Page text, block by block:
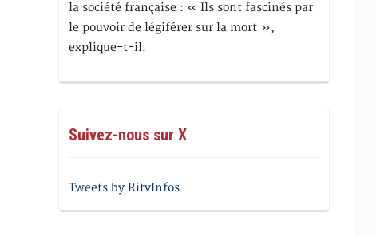
la société française : « Ils sont fascinés par
le pouvoir de légiférer sur la mort »,
explique-t-il.
Suivez-nous sur X
Tweets by RitvInfos